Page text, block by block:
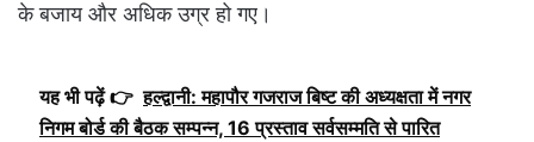
के बजाय और अधिक उग्र हो गए।
यह भी पढ़ें 👉 हल्द्वानी: महापौर गजराज बिष्ट की अध्यक्षता में नगर
निगम बोर्ड की बैठक सम्पन्न, 16 प्रस्ताव सर्वसम्मति से पारित